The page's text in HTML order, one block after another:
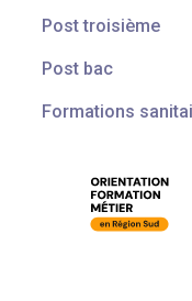
Post troisième
Post bac
Formations